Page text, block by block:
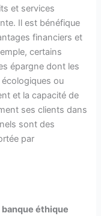
et services
Il est bénéfique
financiers et
certains
épargne dont les
ou
et la capacité de
ses clients dans
sont des
par
éthique